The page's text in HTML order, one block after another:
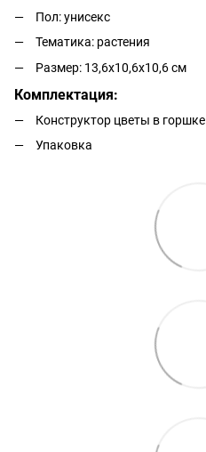
Пол: унисекс
Тематика: растения
Размер: 13,6х10,6х10,6 см
Комплектация:
Конструктор цветы в горшке
Упаковка